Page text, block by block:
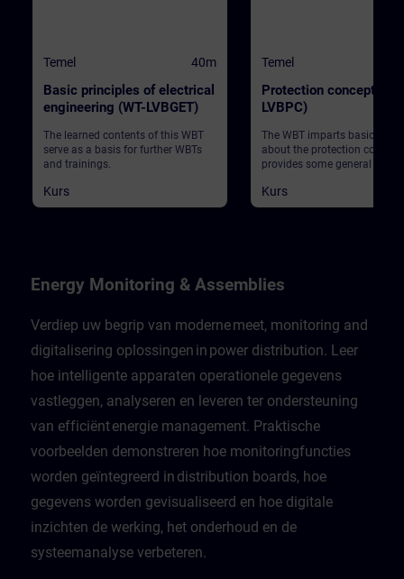
Temel 40m
Basic principles of electrical
engineering (WT-LVBGET)
The learned contents of this WBT
serve as a basis for further WBTs
and trainings.
Kurs
Temel
Protection concept
LVBPC)
The WBT imparts basic
about the protection
provides some general
Kurs
Energy Monitoring & Assemblies
Verdiep uw begrip van moderne meet, monitoring and
digitalisering oplossingen in power distribution. Leer
hoe intelligente apparaten operationele gegevens
vastleggen, analyseren en leveren ter ondersteuning
van efficiënt energie management. Praktische
voorbeelden demonstreren hoe monitoringfuncties
worden geïntegreerd in distribution boards, hoe
gegevens worden gevisualiseerd en hoe digitale
inzichten de werking, het onderhoud en de
systeemanalyse verbeteren.